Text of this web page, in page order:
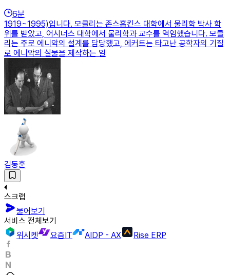
6분
1919~1995)입니다. 모클리는 존스홉킨스 대학에서 물리학 박사 학
위를 받았고, 어시너스 대학에서 물리학과 교수를 역임했습니다. 모클
리는 주로 에니악의 설계를 담당했고, 에커트는 타고난 공학자의 기질
로 에니악의 실물을 제작하는 일
김동훈
스크랩
물어보기
서비스 전체보기
위시켓
요즘IT AIDP - AX Rise ERP